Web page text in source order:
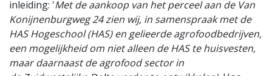
inleiding: 'Met de aankoop van het perceel aan de Van
Konijnenburgweg 24 zien wij, in samenspraak met de
HAS Hogeschool (HAS) en gelieerde agrofoodbedrijven,
een mogelijkheid om niet alleen de HAS te huisvesten,
maar daarnaast de agrofood sector in